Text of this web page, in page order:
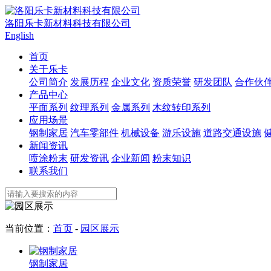
洛阳乐卡新材料科技有限公司
English
首页
关于乐卡
公司简介 发展历程 企业文化 资质荣誉 研发团队 合作伙
产品中心
平面系列 纹理系列 金属系列 木纹转印系列
应用场景
钢制家居 汽车零部件 机械设备 游乐设施 道路交通设施
新闻资讯
喷涂粉末 研发资讯 企业新闻 粉末知识
联系我们
当前位置： 首页 - 园区展示
钢制家居